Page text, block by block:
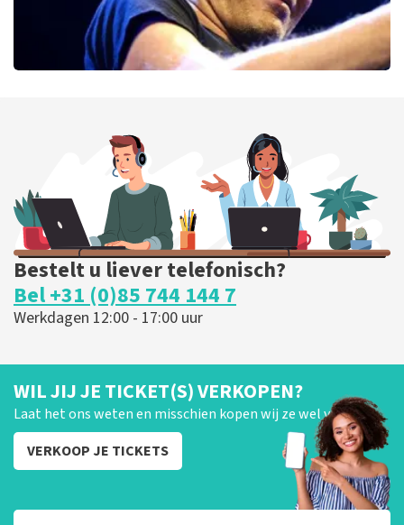
BESTEL NU
Bestelt u liever telefonisch?
Bel +31 (0)85 744 144 7
Werkdagen 12:00 - 17:00 uur
WIL JIJ JE TICKET(S) VERKOPEN?
Laat het ons weten en misschien kopen wij ze wel van je!
VERKOOP JE TICKETS